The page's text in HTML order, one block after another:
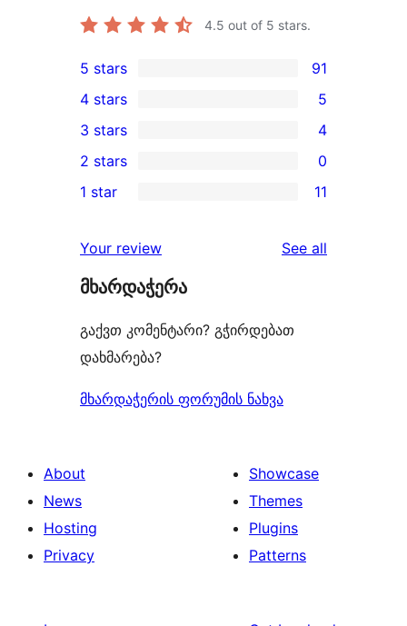
4.5 out of 5 stars.
91
5-
star
reviews
5 stars 91
4-
star
reviews
4 stars 5
4
3-
star
3 stars 4
2-
reviews
2 stars 0
star
reviews
1 star 11
Your review See all
მხარდაჭერა
გაქვთ კომენტარი? გჭირდებათ
დახმარება?
მხარდაჭერის ფორუმის ნახვა
About
News
Hosting
Privacy
Showcase
Themes
Plugins
Patterns